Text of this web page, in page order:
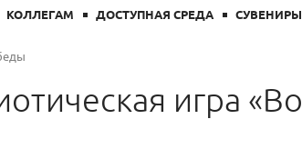
КОЛЛЕГАМ ДОСТУПНАЯ СРЕДА СУВЕНИРЫ
игра